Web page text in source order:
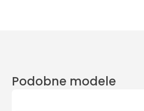
Podobne modele